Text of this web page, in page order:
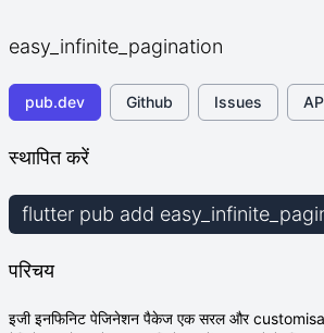
easy_infinite_pagination
pub.dev Github Issues
स्थापित करें
flutter pub add
परिचय
इजी इनफिनिट पेजिनेशन पैकेज एक सरल और